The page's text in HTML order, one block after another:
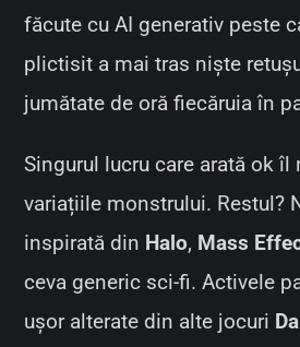
făcute cu AI generativ peste
plictisit a mai tras niște
jumătate de oră fiecăruia în
Singurul lucru care arată ok îl
variațiile monstrului. Restul?
inspirată din Halo, Mass
ceva generic sci-fi. Activele
ușor alterate din alte jocuri